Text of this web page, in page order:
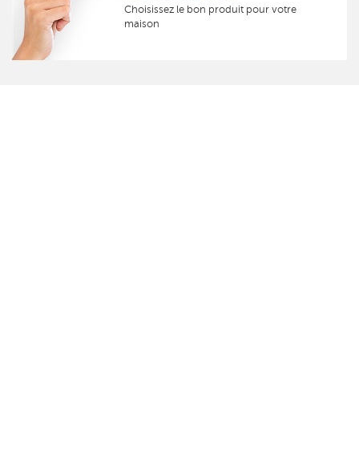
Choisissez le bon produit pour votre
maison